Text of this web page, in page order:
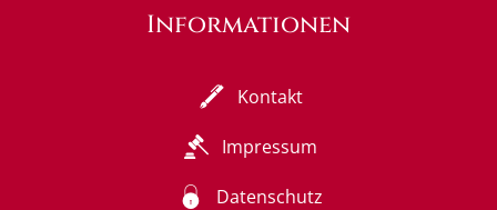
Informationen
Kontakt
Impressum
Datenschutz